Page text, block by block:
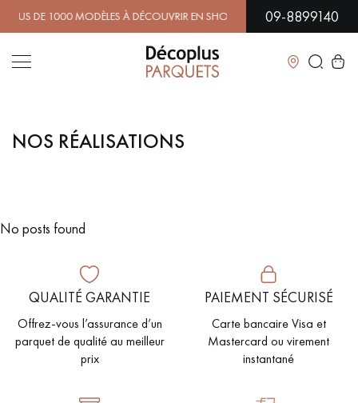
MODÈLES À DÉCOUVRIR EN SHOWROOM |09-8899140
Fermer
LES RECHERCHES LES PLUS COURANTES
PARQUET EN BOIS EXOTIQUE PARQUET VERNIS
PARQUET HUILÉ PARQUET EN BOIS BRUT
NOS RÉALISATIONS
No posts found
QUALITÉ GARANTIE
Offrez-vous l’assurance d’un
parquet de qualité au meilleur
prix
PAIEMENT SÉCURISÉ
Carte bancaire Visa et
Mastercard ou virement
instantané